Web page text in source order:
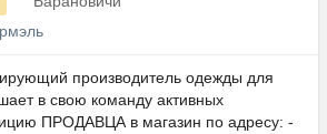
производитель одежды для
в свою команду активных
ПРОДАВЦА в магазин по адресу: -